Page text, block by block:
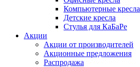
Компьютерные кресла
Детские кресла
Стулья для КаБаРе
Акции
Акции от производителей
Акционные предложения
Распродажа